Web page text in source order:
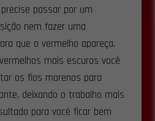
passar por um
nem fazer uma
que o vermelho apareça.
mais escuros você
os fios morenos para
deixando o trabalho mais
para você ficar bem